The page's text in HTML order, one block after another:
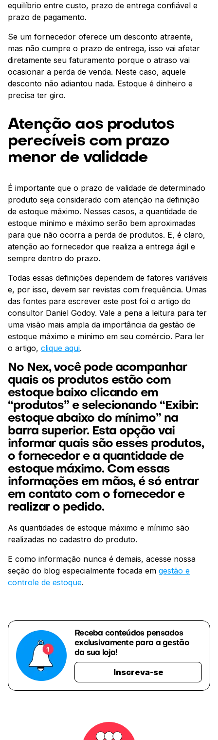
equilíbrio entre custo, prazo de entrega confiável e
prazo de pagamento.
Se um fornecedor oferece um desconto atraente,
mas não cumpre o prazo de entrega, isso vai afetar
diretamente seu faturamento porque o atraso vai
ocasionar a perda de venda. Neste caso, aquele
desconto não adiantou nada. Estoque é dinheiro e
precisa ter giro.
Atenção aos produtos
perecíveis com prazo
menor de validade
É importante que o prazo de validade de determinado
produto seja considerado com atenção na definição
de estoque máximo. Nesses casos, a quantidade de
estoque mínimo e máximo serão bem aproximadas
para que não ocorra a perda de produtos. E, é claro,
atenção ao fornecedor que realiza a entrega ágil e
sempre dentro do prazo.
Todas essas definições dependem de fatores variáveis
e, por isso, devem ser revistas com frequência. Umas
das fontes para escrever este post foi o artigo do
consultor Daniel Godoy. Vale a pena a leitura para ter
uma visão mais ampla da importância da gestão de
estoque máximo e mínimo em seu comércio. Para ler
o artigo, clique aqui.
No Nex, você pode acompanhar
quais os produtos estão com
estoque baixo clicando em
“produtos” e selecionando “Exibir:
estoque abaixo do mínimo” na
barra superior. Esta opção vai
informar quais são esses produtos,
o fornecedor e a quantidade de
estoque máximo. Com essas
informações em mãos, é só entrar
em contato com o fornecedor e
realizar o pedido.
As quantidades de estoque máximo e mínimo são
realizadas no cadastro do produto.
E como informação nunca é demais, acesse nossa
seção do blog especialmente focada em gestão e
controle de estoque.
Receba conteúdos pensados
exclusivamente para a gestão
da sua loja!
Inscreva-se